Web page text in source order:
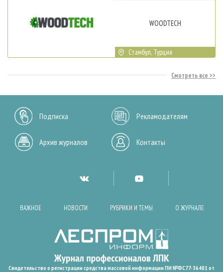
WOODTECH
Стамбул, Турция
Смотреть все
Подписка Рекламодателям
Архив журналов Контакты
ВАЖНОЕ НОВОСТИ РУБРИКИ И ТЕМЫ О ЖУРНАЛЕ
Свидетельство о регистрации средства массовой информации ПИ №ФС77-36401 от